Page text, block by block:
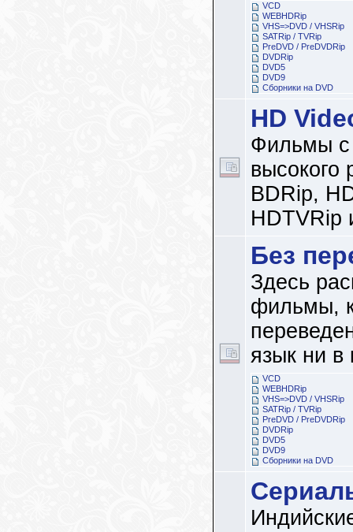
VCD
WEBHDRip
VHS=>DVD / VHSRip
SATRip / TVRip
PreDVD / PreDVDRip
DVDRip
DVD5
DVD9
Сборники на DVD
HD
Фильмы с
высокого
BDRip,
HDTVRip
Без
Здесь
фильмы,
язык ни в
VCD
WEBHDRip
VHS=>DVD / VHSRip
SATRip / TVRip
PreDVD / PreDVDRip
DVDRip
DVD5
DVD9
Сборники на DVD